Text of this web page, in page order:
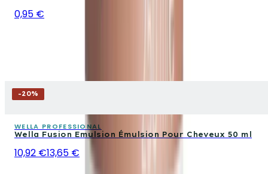
0,95 €
-20%
WELLA PROFESSIONAL
Wella Fusion Emulsion Émulsion Pour Cheveux 50 ml
10,92 €13,65 €